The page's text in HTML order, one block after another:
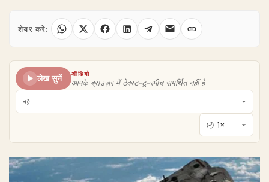
शेयर करें:
लेख सुनें
ऑडियो
आपके ब्राउज़र में टेक्स्ट-टू-स्पीच समर्थित नहीं है